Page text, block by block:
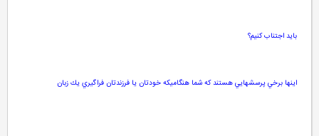
بايد اجتناب كنيم؟
اينها برخي پرسشهايي هستند كه شما هنگاميكه خودتان يا فرزندتان فراگيري يك زبان